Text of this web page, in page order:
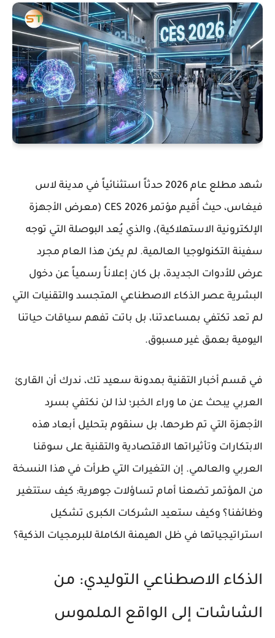
شهد مطلع عام 2026 حدثاً استثنائياً في مدينة لاس
فيغاس، حيث أُقيم مؤتمر CES 2026 (معرض الأجهزة
الإلكترونية الاستهلاكية)، والذي يُعد البوصلة التي توجه
سفينة التكنولوجيا العالمية. لم يكن هذا العام مجرد
عرض للأدوات الجديدة، بل كان إعلاناً رسمياً عن دخول
البشرية عصر الذكاء الاصطناعي المتجسد والتقنيات التي
لم تعد تكتفي بمساعدتنا، بل باتت تفهم سياقات حياتنا
اليومية بعمق غير مسبوق.
في قسم أخبار التقنية بمدونة سعيد تك، ندرك أن القارئ
العربي يبحث عن ما وراء الخبر؛ لذا لن نكتفي بسرد
الأجهزة التي تم طرحها، بل سنقوم بتحليل أبعاد هذه
الابتكارات وتأثيراتها الاقتصادية والتقنية على سوقنا
العربي والعالمي. إن التغيرات التي طرأت في هذا النسخة
من المؤتمر تضعنا أمام تساؤلات جوهرية: كيف ستتغير
وظائفنا؟ وكيف ستعيد الشركات الكبرى تشكيل
استراتيجياتها في ظل الهيمنة الكاملة للبرمجيات الذكية؟
الذكاء الاصطناعي التوليدي: من
الشاشات إلى الواقع الملموس